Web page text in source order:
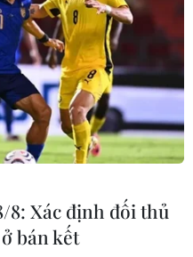
8: Xác định đối thủ
bán kết